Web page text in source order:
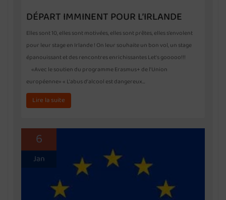
DÉPART IMMINENT POUR L’IRLANDE
Elles sont 10, elles sont motivées, elles sont prêtes, elles s’envolent
pour leur stage en Irlande ! On leur souhaite un bon vol, un stage
épanouissant et des rencontres enrichissantes Let’s gooooo!!!
«Avec le soutien du programme Erasmus+ de l’Union
européenne» « L’abus d’alcool est dangereux…
Lire la suite
6
Jan